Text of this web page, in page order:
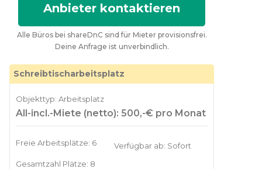
Anbieter kontaktieren
Alle Büros bei shareDnC sind für Mieter provisionsfrei.
Deine Anfrage ist unverbindlich.
Schreibtischarbeitsplatz
Objekttyp: Arbeitsplatz
All-incl.-Miete (netto): 500,-€ pro Monat
Freie Arbeitsplätze: 6
Gesamtzahl Plätze: 8
Verfügbar ab: Sofort